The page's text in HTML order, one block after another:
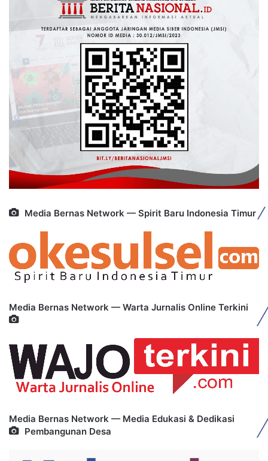
Media Bernas Network — Spirit Baru Indonesia Timur
Media Bernas Network — Warta Jurnalis Online Terkini
Media Bernas Network — Media Edukasi & Dedikasi
Pembangunan Desa